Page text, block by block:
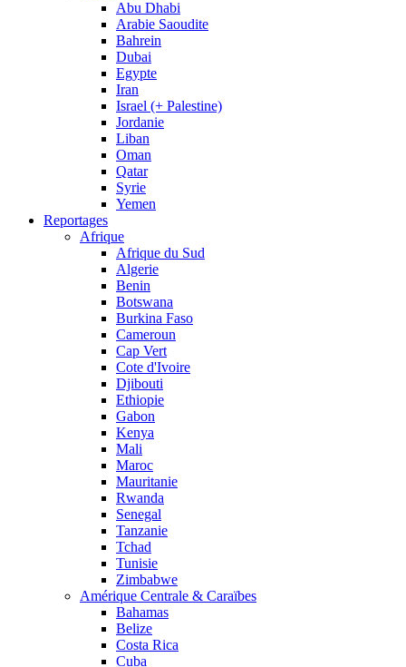
Abu Dhabi
Arabie Saoudite
Bahrein
Dubai
Egypte
Iran
Israel (+ Palestine)
Jordanie
Liban
Oman
Qatar
Syrie
Yemen
Reportages
Afrique
Afrique du Sud
Algerie
Benin
Botswana
Burkina Faso
Cameroun
Cap Vert
Cote d'Ivoire
Djibouti
Ethiopie
Gabon
Kenya
Mali
Maroc
Mauritanie
Rwanda
Senegal
Tanzanie
Tchad
Tunisie
Zimbabwe
Amérique Centrale & Caraïbes
Bahamas
Belize
Costa Rica
Cuba